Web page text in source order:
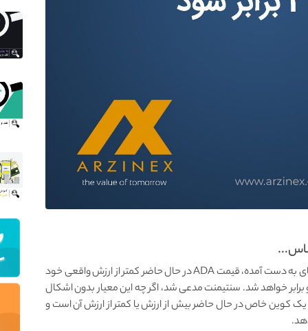
شرکت تحلیل رمز ارز سنتیمنت می‌گوید : بر اساس داده‌های به دست آمده، قیمت ADA در حال حاضر کمتر از ارزش‌ واقعی خود
برابر خواهد شد. سنتیمنت مدعی شد، اگر چه این معیار بدون اشکال
کوین خاص در حال حاضر بیش از ارزش یا کمتر از ارزش آن است و